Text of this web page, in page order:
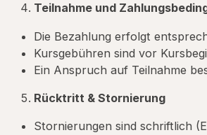
Teilnahme und
Die Bezahlung erfolgt
Kursgebühren sind vor
Ein Anspruch auf Teilnahme
Rücktritt & Stornierung
Stornierungen sind schriftlich